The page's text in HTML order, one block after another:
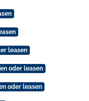
leasen
oder leasen
oder leasen